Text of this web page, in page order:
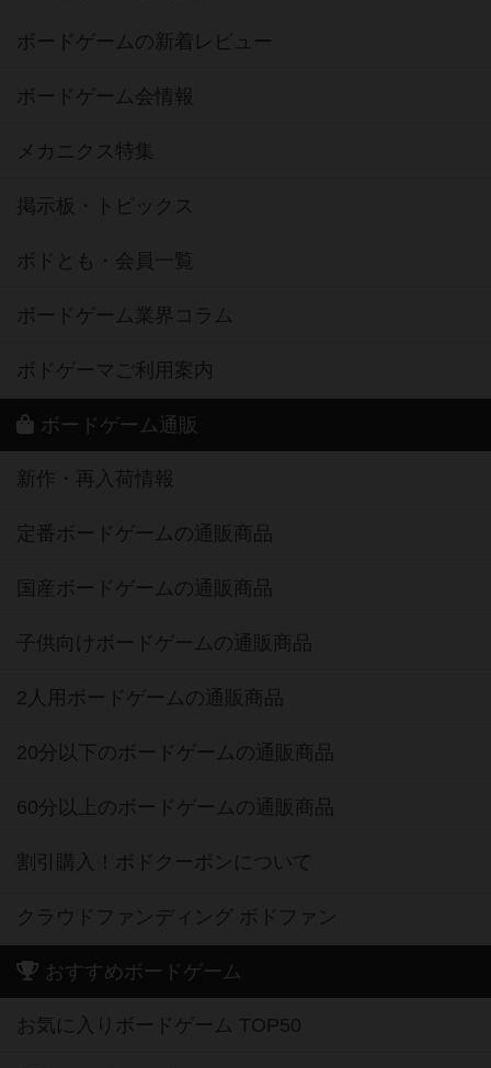
ボードゲームの新着レビュー
ボードゲーム会情報
メカニクス特集
掲示板・トピックス
ボドとも・会員一覧
ボードゲーム業界コラム
ボドゲーマご利用案内
ボードゲーム通販
新作・再入荷情報
定番ボードゲームの通販商品
国産ボードゲームの通販商品
子供向けボードゲームの通販商品
2人用ボードゲームの通販商品
20分以下のボードゲームの通販商品
60分以上のボードゲームの通販商品
割引購入！ボドクーポンについて
クラウドファンディング ボドファン
おすすめボードゲーム
お気に入りボードゲーム TOP50